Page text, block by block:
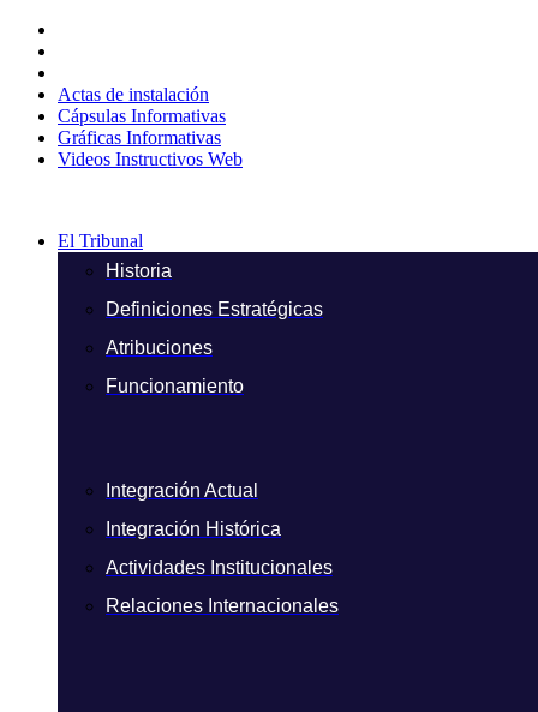
contenido
Actas de instalación
Cápsulas Informativas
Gráficas Informativas
Videos Instructivos Web
El Tribunal
Historia
Definiciones Estratégicas
Atribuciones
Funcionamiento
Integración Actual
Integración Histórica
Actividades Institucionales
Relaciones Internacionales